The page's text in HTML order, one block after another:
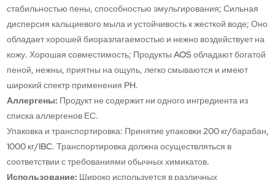
стабильностью пены, способностью эмульгирования; Сильная
дисперсия кальциевого мыла и устойчивость к жесткой воде; Оно
обладает хорошей биоразлагаемостью и нежно воздействует на
кожу. Хорошая совместимость; Продукты AOS обладают богатой
пеной, нежны, приятны на ощупь, легко смываются и имеют
широкий спектр применения PH.
Аллергены: Продукт не содержит ни одного ингредиента из
списка аллергенов ЕС.
Упаковка и транспортировка: Принятие упаковки 200 кг/барабан,
1000 кг/IBC. Транспортировка должна осуществляться в
соответствии с требованиями обычных химикатов.
Использование: Широко используется в различных